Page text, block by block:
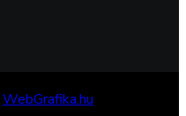
WebGrafika.hu